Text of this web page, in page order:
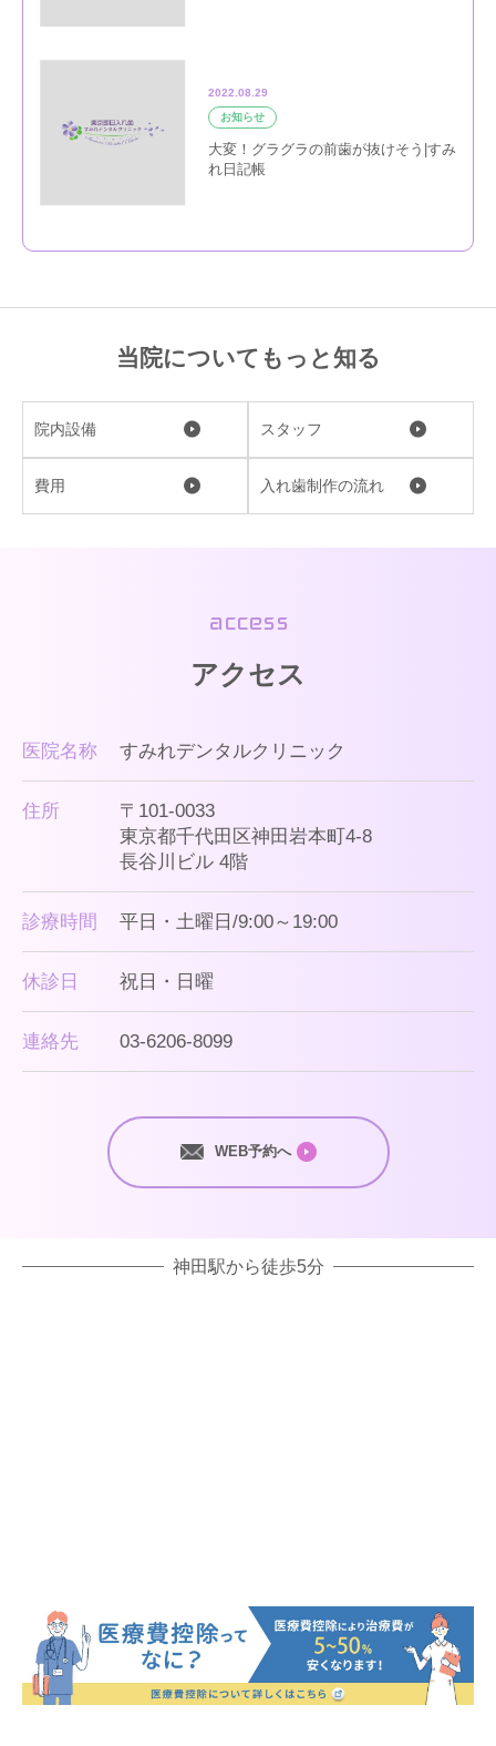
2022.08.29
お知らせ
大変！グラグラの前歯が抜けそう|すみ
れ日記帳
当院についてもっと知る
院内設備 スタッフ
費用 入れ歯制作の流れ
access
アクセス
医院名称 すみれデンタルクリニック
住所
〒101-0033
東京都千代田区神田岩本町4-8
長谷川ビル 4階
診療時間 平日・土曜日/9:00～19:00
休診日 祝日・日曜
連絡先 03-6206-8099
WEB予約へ
神田駅から徒歩5分